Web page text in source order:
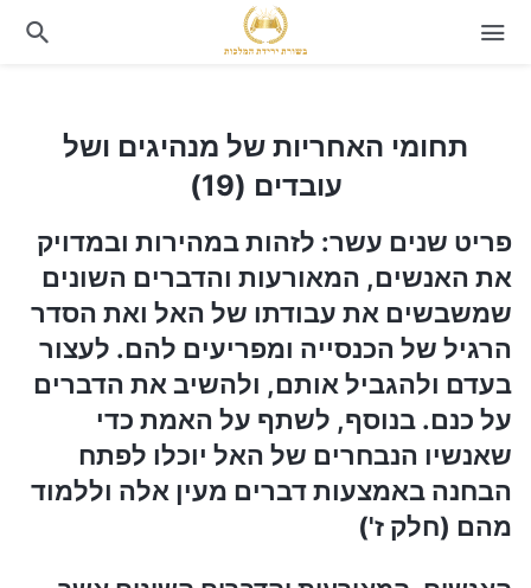
תחומי האחריות של מנהיגים ושל עובדים (19)
תחומי האחריות של מנהיגים ושל
עובדים (19)
פריט שנים עשר: לזהות במהירות ובמדויק
את האנשים, המאורעות והדברים השונים
שמשבשים את עבודתו של האל ואת הסדר
הרגיל של הכנסייה ומפריעים להם. לעצור
בעדם ולהגביל אותם, ולהשיב את הדברים
על כנם. בנוסף, לשתף על האמת כדי
שאנשיו הנבחרים של האל יוכלו לפתח
הבחנה באמצעות דברים מעין אלה וללמוד
מהם (חלק ז')